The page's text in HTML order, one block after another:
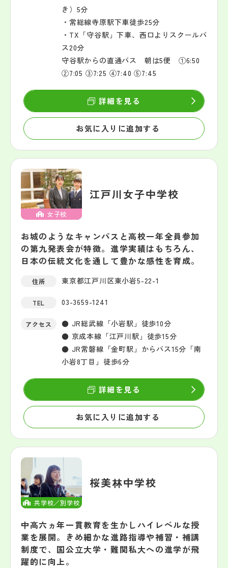
き）5分
・常総線寺原駅下車徒歩25分
・TX「守谷駅」下車、西口よりスクールバ
ス20分
守谷駅からの直通バス 朝は5便 ①6:50
②7:05 ③7:25 ④7:40 ⑤7:45
お気に入りに追加する
詳細を見る
女子校
江戸川女子中学校
お城のようなキャンパスと高校一年全員参加
の第九発表会が特徴。進学実績はもちろん、
日本の伝統文化を通して豊かな感性を育成。
住所 東京都江戸川区東小岩5-22-1
TEL 03-3659-1241
アクセス
● JR総武線「小岩駅」徒歩10分
● 京成本線「江戸川駅」徒歩15分
● JR常磐線「金町駅」からバス15分「南
小岩8丁目」徒歩6分
お気に入りに追加する
詳細を見る
共学校／別学校
桜美林中学校
中高六ヵ年一貫教育を生かしハイレベルな授
業を展開。きめ細かな進路指導や補習・補講
制度で、国公立大学・難関私大への進学が飛
躍的に向上。